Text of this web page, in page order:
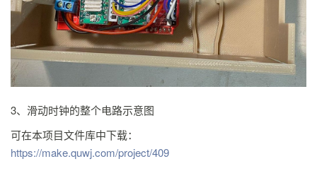
3、滑动时钟的整个电路示意图
可在本项目文件库中下载：
https://make.quwj.com/project/409